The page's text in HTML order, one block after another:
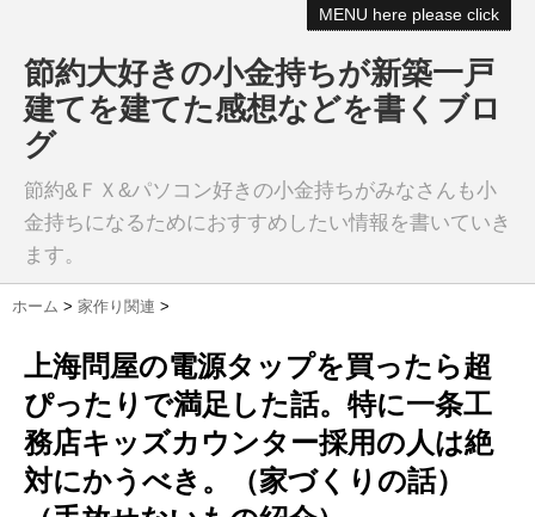
MENU here please click
節約大好きの小金持ちが新築一戸
建てを建てた感想などを書くブロ
グ
節約&ＦＸ&パソコン好きの小金持ちがみなさんも小
金持ちになるためにおすすめしたい情報を書いていき
ます。
ホーム > 家作り関連 >
上海問屋の電源タップを買ったら超
ぴったりで満足した話。特に一条工
務店キッズカウンター採用の人は絶
対にかうべき。（家づくりの話）